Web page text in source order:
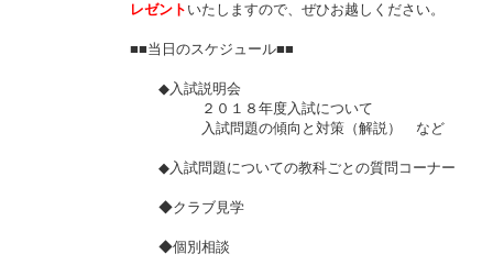
レゼント いたしますので、ぜひお越しください。
■■当日のスケジュール■■
◆入試説明会
２０１８年度入試について
入試問題の傾向と対策（解説） など
◆入試問題についての教科ごとの質問コーナー
◆クラブ見学
◆個別相談